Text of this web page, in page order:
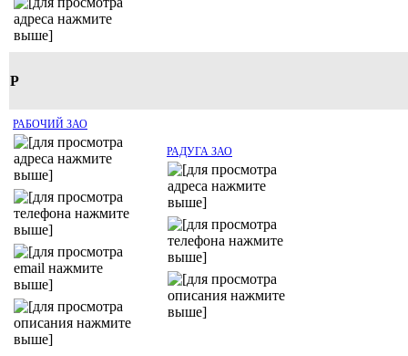
Р
РАБОЧИЙ ЗАО
РАДУГА ЗАО